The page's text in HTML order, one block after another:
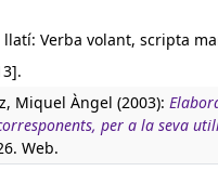
llatí: Verba volant, scripta
Miquel Àngel (2003):
per a la seva
Web.